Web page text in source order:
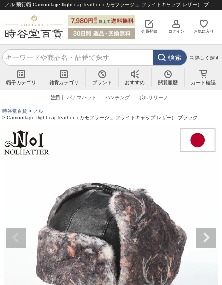
会員登録 ログイン お気に入り
検索 詳しく探す
帽子カテゴリ 雑貨カテゴリ ブランド おすすめ 閲覧履歴 カート確認
注目 パナマハット ハンチング ボルサリーノ
時谷堂百貨
ノル
Camouflage flight cap leather（カモフラージュ フライトキャップ レザー） ブラック